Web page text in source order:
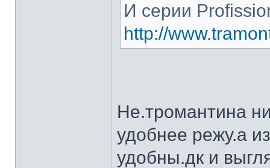
И серии
http://
Не.тромантина
удобнее режу.а
удобны.дк и